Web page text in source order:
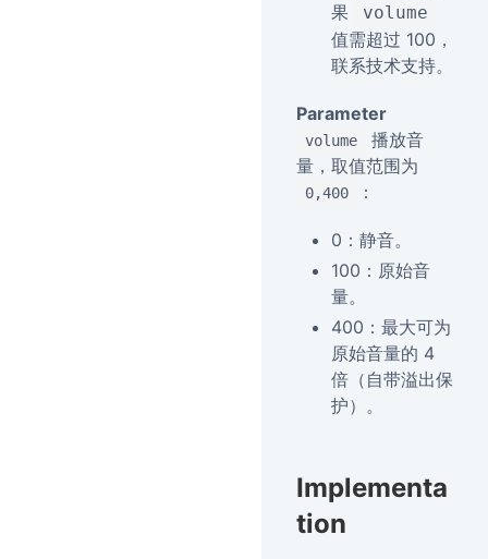
果
volume
值需超过 100，
联系技术支持。
Parameter
volume
播放音
量，取值范围为
0,400 ：
0：静音。
100：原始音
量。
400：最大可为
原始音量的 4
倍（自带溢出保
护）。
Implementa
tion